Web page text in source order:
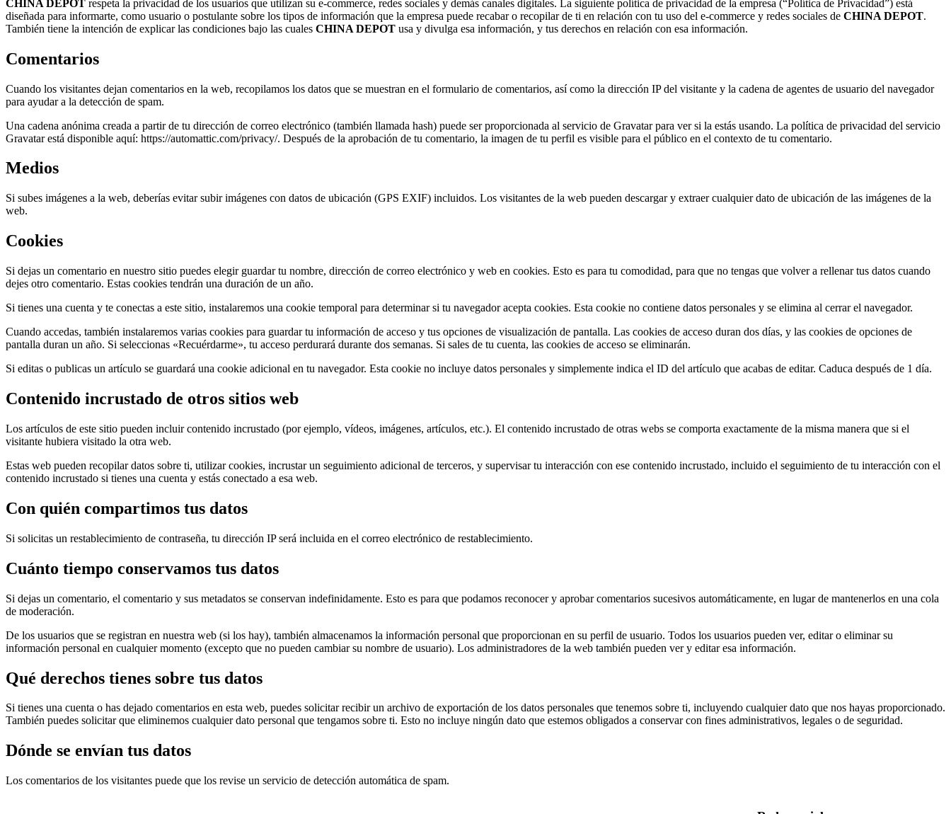
CHINA DEPOT respeta la privacidad de los usuarios que utilizan su e-commerce, redes sociales y demás canales digitales. La siguiente política de privacidad de la empresa (“Política de Privacidad”) está
diseñada para informarte, como usuario o postulante sobre los tipos de información que la empresa puede recabar o recopilar de ti en relación con tu uso del e-commerce y redes sociales de CHINA DEPOT.
También tiene la intención de explicar las condiciones bajo las cuales CHINA DEPOT usa y divulga esa información, y tus derechos en relación con esa información.
Comentarios
Cuando los visitantes dejan comentarios en la web, recopilamos los datos que se muestran en el formulario de comentarios, así como la dirección IP del visitante y la cadena de agentes de usuario del navegador
para ayudar a la detección de spam.
Una cadena anónima creada a partir de tu dirección de correo electrónico (también llamada hash) puede ser proporcionada al servicio de Gravatar para ver si la estás usando. La política de privacidad del servicio
Gravatar está disponible aquí: https://automattic.com/privacy/. Después de la aprobación de tu comentario, la imagen de tu perfil es visible para el público en el contexto de tu comentario.
Medios
Si subes imágenes a la web, deberías evitar subir imágenes con datos de ubicación (GPS EXIF) incluidos. Los visitantes de la web pueden descargar y extraer cualquier dato de ubicación de las imágenes de la
web.
Cookies
Si dejas un comentario en nuestro sitio puedes elegir guardar tu nombre, dirección de correo electrónico y web en cookies. Esto es para tu comodidad, para que no tengas que volver a rellenar tus datos cuando
dejes otro comentario. Estas cookies tendrán una duración de un año.
Si tienes una cuenta y te conectas a este sitio, instalaremos una cookie temporal para determinar si tu navegador acepta cookies. Esta cookie no contiene datos personales y se elimina al cerrar el navegador.
Cuando accedas, también instalaremos varias cookies para guardar tu información de acceso y tus opciones de visualización de pantalla. Las cookies de acceso duran dos días, y las cookies de opciones de
pantalla duran un año. Si seleccionas «Recuérdarme», tu acceso perdurará durante dos semanas. Si sales de tu cuenta, las cookies de acceso se eliminarán.
Si editas o publicas un artículo se guardará una cookie adicional en tu navegador. Esta cookie no incluye datos personales y simplemente indica el ID del artículo que acabas de editar. Caduca después de 1 día.
Contenido incrustado de otros sitios web
Los artículos de este sitio pueden incluir contenido incrustado (por ejemplo, vídeos, imágenes, artículos, etc.). El contenido incrustado de otras webs se comporta exactamente de la misma manera que si el
visitante hubiera visitado la otra web.
Estas web pueden recopilar datos sobre ti, utilizar cookies, incrustar un seguimiento adicional de terceros, y supervisar tu interacción con ese contenido incrustado, incluido el seguimiento de tu interacción con el
contenido incrustado si tienes una cuenta y estás conectado a esa web.
Con quién compartimos tus datos
Si solicitas un restablecimiento de contraseña, tu dirección IP será incluida en el correo electrónico de restablecimiento.
Cuánto tiempo conservamos tus datos
Si dejas un comentario, el comentario y sus metadatos se conservan indefinidamente. Esto es para que podamos reconocer y aprobar comentarios sucesivos automáticamente, en lugar de mantenerlos en una cola
de moderación.
De los usuarios que se registran en nuestra web (si los hay), también almacenamos la información personal que proporcionan en su perfil de usuario. Todos los usuarios pueden ver, editar o eliminar su
información personal en cualquier momento (excepto que no pueden cambiar su nombre de usuario). Los administradores de la web también pueden ver y editar esa información.
Qué derechos tienes sobre tus datos
Si tienes una cuenta o has dejado comentarios en esta web, puedes solicitar recibir un archivo de exportación de los datos personales que tenemos sobre ti, incluyendo cualquier dato que nos hayas proporcionado.
También puedes solicitar que eliminemos cualquier dato personal que tengamos sobre ti. Esto no incluye ningún dato que estemos obligados a conservar con fines administrativos, legales o de seguridad.
Dónde se envían tus datos
Los comentarios de los visitantes puede que los revise un servicio de detección automática de spam.